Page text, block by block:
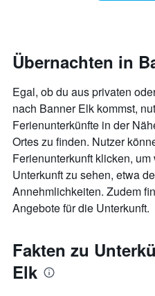
jeweiligen
Wochentag.
Diagramm
hat
X-
Achse,
die
die
Wochentage
anzeigt.
Das
1
Y-
Achse,
Übernachten in
Egal, ob du aus privaten
nach Banner Elk kommst,
Ferienunterkünfte in der
Ortes zu finden. Nutzer
Ferienunterkunft klicken,
Unterkunft zu sehen, etwa
Annehmlichkeiten. Zudem
Angebote für die Unterkunft.
Fakten zu
Elk